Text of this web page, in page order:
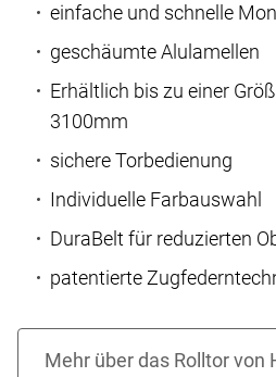
einfache und schnelle
geschäumte Alulamellen
Erhältlich bis zu einer
3100mm
sichere Torbedienung
Individuelle Farbauswahl
DuraBelt für reduzierten
patentierte